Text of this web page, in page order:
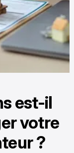
est-il
votre
?